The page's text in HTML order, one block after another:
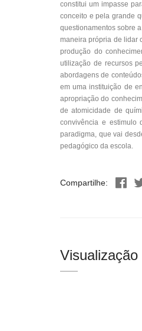
constitui um impasse
conceito e pela grande
questionamentos sobre
maneira própria de lidar
produção do
utilização de recursos
abordagens de
em uma instituição de
apropriação do
de atomicidade de
convivência e estimulo
paradigma, que vai
pedagógico da escola.
Compartilhe: